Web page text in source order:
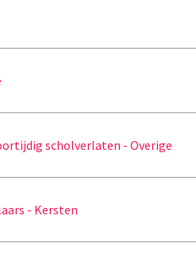
scholverlaten - Overige
- Kersten